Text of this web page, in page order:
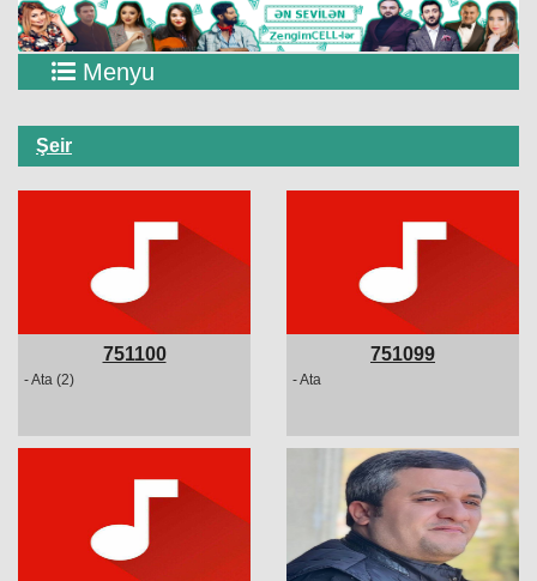
Menyu
Şeir
751100
- Ata (2)
751099
- Ata